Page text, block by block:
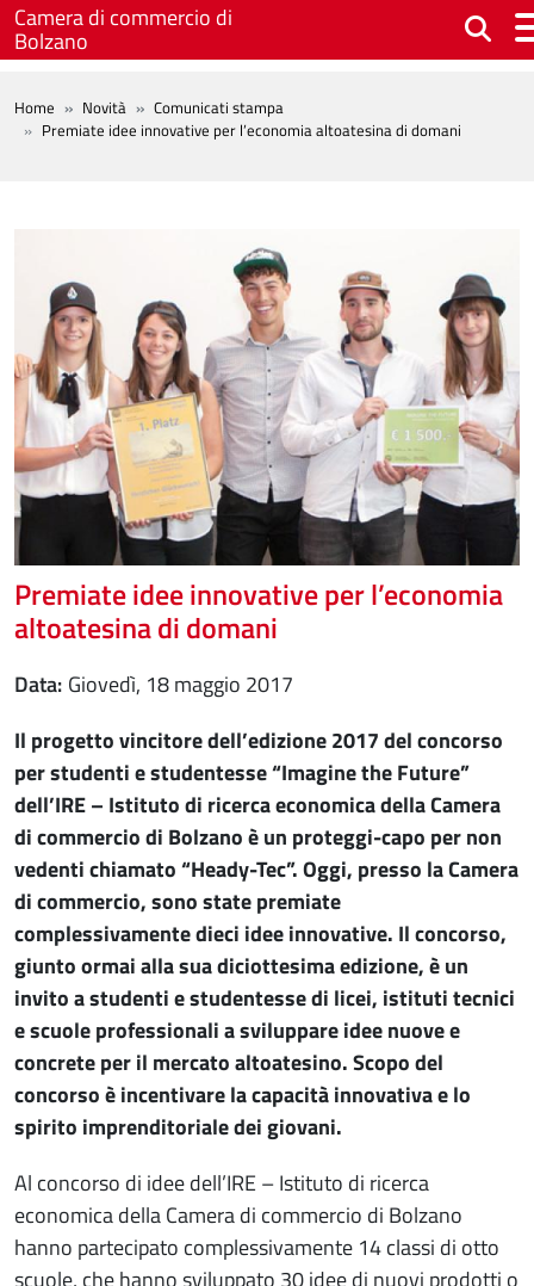
Salta al contenuto principale
Camera di commercio di
Bolzano
BREADCRUMB
Home Novità
Comunicati stampa
Premiate idee innovative per l’economia altoatesina di domani
Premiate idee innovative per l’economia
altoatesina di domani
Data
giovedì, 18 maggio 2017
Il progetto vincitore dell’edizione 2017 del concorso
per studenti e studentesse “Imagine the Future”
dell’IRE – Istituto di ricerca economica della Camera
di commercio di Bolzano è un proteggi-capo per non
vedenti chiamato “Heady-Tec”. Oggi, presso la Camera
di commercio, sono state premiate
complessivamente dieci idee innovative. Il concorso,
giunto ormai alla sua diciottesima edizione, è un
invito a studenti e studentesse di licei, istituti tecnici
e scuole professionali a sviluppare idee nuove e
concrete per il mercato altoatesino. Scopo del
concorso è incentivare la capacità innovativa e lo
spirito imprenditoriale dei giovani.
Al concorso di idee dell’IRE – Istituto di ricerca
economica della Camera di commercio di Bolzano
hanno partecipato complessivamente 14 classi di otto